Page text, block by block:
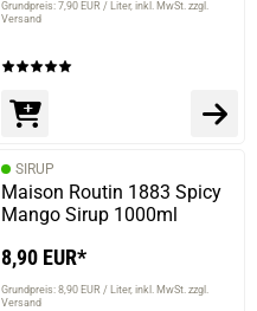
Grundpreis: 7,90 EUR / Liter inkl. MwSt. zzgl.
Versand
SIRUP
Maison Routin 1883 Spicy
Mango Sirup 1000ml
8,90 EUR*
Grundpreis: 8,90 EUR / Liter inkl. MwSt. zzgl.
Versand